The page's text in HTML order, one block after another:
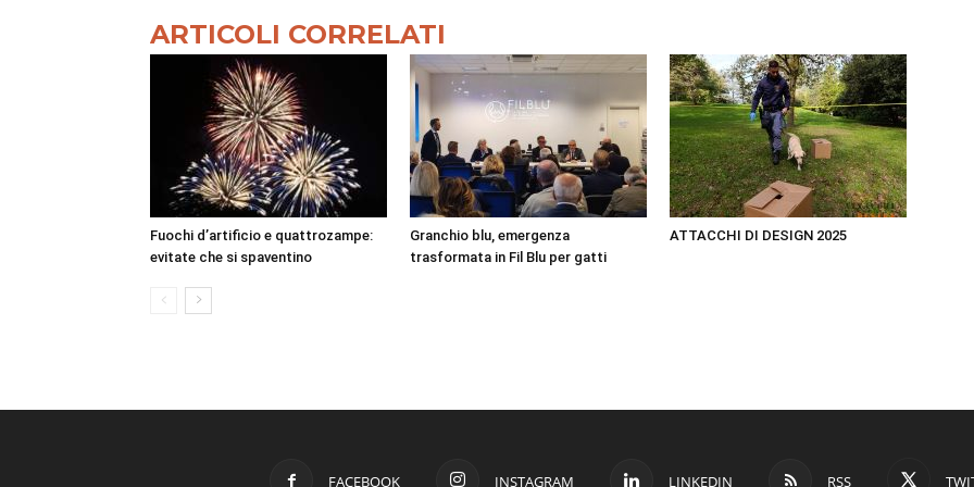
ARTICOLI CORRELATI
Fuochi d’artificio e quattrozampe:
evitate che si spaventino
Granchio blu, emergenza
trasformata in Fil Blu per gatti
ATTACCHI DI DESIGN 2025
FACEBOOK INSTAGRAM LINKEDIN RSS